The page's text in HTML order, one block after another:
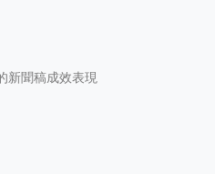
新聞稿成效表現